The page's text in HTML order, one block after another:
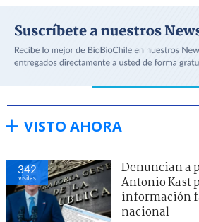
VISTO AHORA
342
visitas
Denuncian a
Antonio Kast
información
nacional